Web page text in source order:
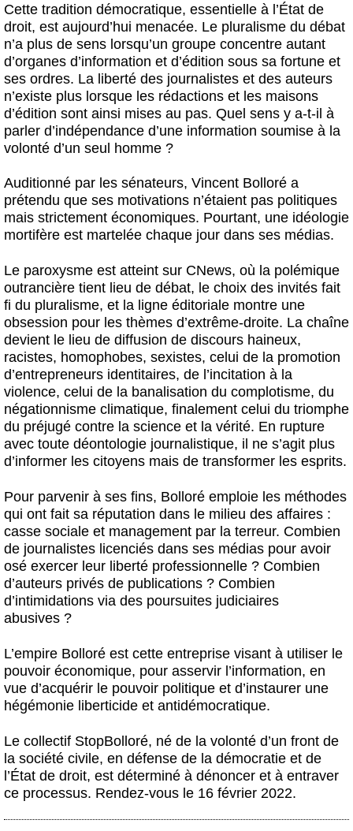
Cette tradition démocratique, essentielle à l’État de
droit, est aujourd’hui menacée. Le pluralisme du débat
n’a plus de sens lorsqu’un groupe concentre autant
d’organes d’information et d’édition sous sa fortune et
ses ordres. La liberté des journalistes et des auteurs
n’existe plus lorsque les rédactions et les maisons
d’édition sont ainsi mises au pas. Quel sens y a-t-il à
parler d’indépendance d’une information soumise à la
volonté d’un seul homme ?
Auditionné par les sénateurs, Vincent Bolloré a
prétendu que ses motivations n’étaient pas politiques
mais strictement économiques. Pourtant, une idéologie
mortifère est martelée chaque jour dans ses médias.
Le paroxysme est atteint sur CNews, où la polémique
outrancière tient lieu de débat, le choix des invités fait
fi du pluralisme, et la ligne éditoriale montre une
obsession pour les thèmes d’extrême-droite. La chaîne
devient le lieu de diffusion de discours haineux,
racistes, homophobes, sexistes, celui de la promotion
d’entrepreneurs identitaires, de l’incitation à la
violence, celui de la banalisation du complotisme, du
négationnisme climatique, finalement celui du triomphe
du préjugé contre la science et la vérité. En rupture
avec toute déontologie journalistique, il ne s’agit plus
d’informer les citoyens mais de transformer les esprits.
Pour parvenir à ses fins, Bolloré emploie les méthodes
qui ont fait sa réputation dans le milieu des affaires :
casse sociale et management par la terreur. Combien
de journalistes licenciés dans ses médias pour avoir
osé exercer leur liberté professionnelle ? Combien
d’auteurs privés de publications ? Combien
d’intimidations via des poursuites judiciaires
abusives ?
L’empire Bolloré est cette entreprise visant à utiliser le
pouvoir économique, pour asservir l’information, en
vue d’acquérir le pouvoir politique et d’instaurer une
hégémonie liberticide et antidémocratique.
Le collectif StopBolloré, né de la volonté d’un front de
la société civile, en défense de la démocratie et de
l’État de droit, est déterminé à dénoncer et à entraver
ce processus. Rendez-vous le 16 février 2022.